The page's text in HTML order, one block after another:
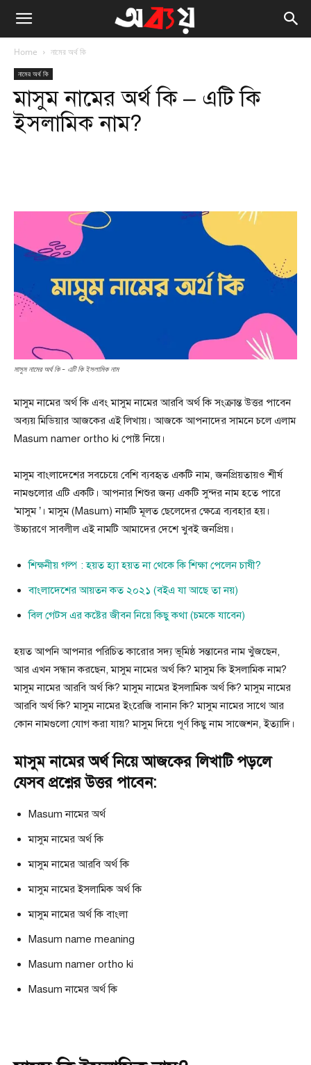
Home নামের অর্থ কি
নামের অর্থ কি
মাসুম নামের অর্থ কি – এটি কি
ইসলামিক নাম?
মাসুম নামের অর্থ কি - এটি কি ইসলামিক নাম
মাসুম নামের অর্থ কি এবং মাসুম নামের আরবি অর্থ কি সংক্রান্ত উত্তর পাবেন
অব্যয় মিডিয়ার আজকের এই লিখায়। আজকে আপনাদের সামনে চলে এলাম
Masum namer ortho ki পোষ্ট নিয়ে।
মাসুম বাংলাদেশের সবচেয়ে বেশি ব্যবহৃত একটি নাম, জনপ্রিয়তায়ও শীর্ষ
নামগুলোর এটি একটি। আপনার শিশুর জন্য একটি সুন্দর নাম হতে পারে
‘মাসুম ’। মাসুম (Masum) নামটি মূলত ছেলেদের ক্ষেত্রে ব্যবহার হয়।
উচ্চারণে সাবলীল এই নামটি আমাদের দেশে খুবই জনপ্রিয়।
শিক্ষনীয় গল্প : হয়ত হ্যা হয়ত না থেকে কি শিক্ষা পেলেন চাষী?
বাংলাদেশের আয়তন কত ২০২১ (বইএ যা আছে তা নয়)
বিল গেটস এর কষ্টের জীবন নিয়ে কিছু কথা (চমকে যাবেন)
হয়ত আপনি আপনার পরিচিত কারোর সদ্য ভূমিষ্ঠ সন্তানের নাম খুঁজছেন,
আর এখন সন্ধান করছেন, মাসুম নামের অর্থ কি? মাসুম কি ইসলামিক নাম?
মাসুম নামের আরবি অর্থ কি? মাসুম নামের ইসলামিক অর্থ কি? মাসুম নামের
আরবি অর্থ কি? মাসুম নামের ইংরেজি বানান কি? মাসুম নামের সাথে আর
কোন নামগুলো যোগ করা যায়? মাসুম দিয়ে পূর্ণ কিছু নাম সাজেশন, ইত্যাদি।
মাসুম নামের অর্থ নিয়ে আজকের লিখাটি পড়লে
যেসব প্রশ্নের উত্তর পাবেন:
Masum নামের অর্থ
মাসুম নামের অর্থ কি
মাসুম নামের আরবি অর্থ কি
মাসুম নামের ইসলামিক অর্থ কি
মাসুম নামের অর্থ কি বাংলা
Masum name meaning
Masum namer ortho ki
Masum নামের অর্থ কি